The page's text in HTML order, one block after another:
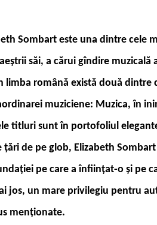
Sombart este una dintre cele
săi, a cărui gîndire muzicală
limba română există două dintre
muziciene: Muzica, în
titluri sunt în portofoliul
de pe glob, Elizabeth
pe care a înființat-o și pe
jos, un mare privilegiu pentru
menționate.